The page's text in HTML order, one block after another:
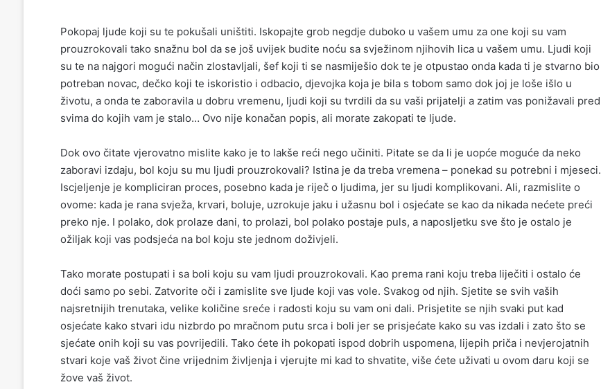
Pokopaj ljude koji su te pokušali uništiti. Iskopajte grob negdje duboko u vašem umu za one koji su vam
prouzrokovali tako snažnu bol da se još uvijek budite noću sa svježinom njihovih lica u vašem umu. Ljudi koji
su te na najgori mogući način zlostavljali, šef koji ti se nasmiješio dok te je otpustao onda kada ti je stvarno bio
potreban novac, dečko koji te iskoristio i odbacio, djevojka koja je bila s tobom samo dok joj je loše išlo u
životu, a onda te zaboravila u dobru vremenu, ljudi koji su tvrdili da su vaši prijatelji a zatim vas ponižavali pred
svima do kojih vam je stalo… Ovo nije konačan popis, ali morate zakopati te ljude.
Dok ovo čitate vjerovatno mislite kako je to lakše reći nego učiniti. Pitate se da li je uopće moguće da neko
zaboravi izdaju, bol koju su mu ljudi prouzrokovali? Istina je da treba vremena – ponekad su potrebni i mjeseci.
Iscjeljenje je kompliciran proces, posebno kada je riječ o ljudima, jer su ljudi komplikovani. Ali, razmislite o
ovome: kada je rana svježa, krvari, boluje, uzrokuje jaku i užasnu bol i osjećate se kao da nikada nećete preći
preko nje. I polako, dok prolaze dani, to prolazi, bol polako postaje puls, a naposljetku sve što je ostalo je
ožiljak koji vas podsjeća na bol koju ste jednom doživjeli.
Tako morate postupati i sa boli koju su vam ljudi prouzrokovali. Kao prema rani koju treba liječiti i ostalo će
doći samo po sebi. Zatvorite oči i zamislite sve ljude koji vas vole. Svakog od njih. Sjetite se svih vaših
najsretnijih trenutaka, velike količine sreće i radosti koju su vam oni dali. Prisjetite se njih svaki put kad
osjećate kako stvari idu nizbrdo po mračnom putu srca i boli jer se prisjećate kako su vas izdali i zato što se
sjećate onih koji su vas povrijedili. Tako ćete ih pokopati ispod dobrih uspomena, lijepih priča i nevjerojatnih
stvari koje vaš život čine vrijednim življenja i vjerujte mi kad to shvatite, više ćete uživati ​​u ovom daru koji se
žove vaš život.